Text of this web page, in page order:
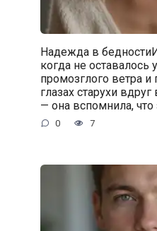
Надежда в
когда не оставалось
промозглого ветра
глазах старухи
— она вспомнила, что
0 7